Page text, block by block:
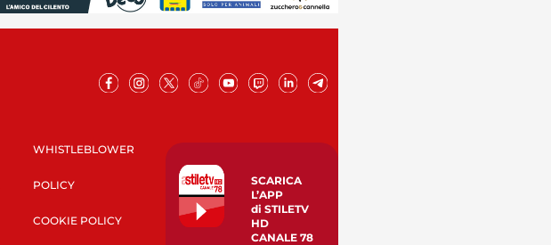
WHISTLEBLOWER
POLICY
COOKIE POLICY
SCARICA
L’APP
di STILETV
HD
CANALE 78